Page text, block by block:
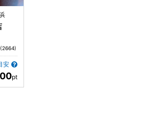
(2664)
安